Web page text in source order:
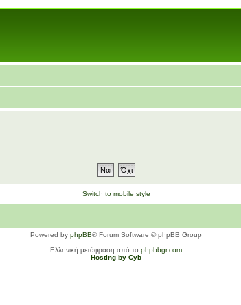
Switch to mobile style
Powered by phpBB® Forum Software © phpBB Group
Ελληνική μετάφραση από το phpbbgr.com
Hosting by Cyb